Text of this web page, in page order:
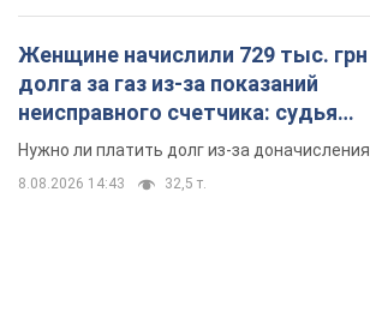
Женщине начислили 729 тыс. грн
долга за газ из-за показаний
неисправного счетчика: судья
вынес неожиданное решение
Нужно ли платить долг из-за доначисления
8.08.2026 14:43 32,5 т.